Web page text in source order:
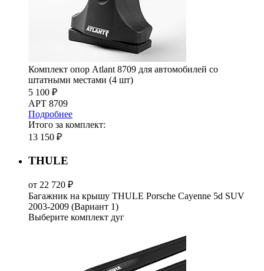
Комплект опор Atlant 8709 для автомобилей со
штатными местами (4 шт)
5 100 ₽
АРТ 8709
Подробнее
Итого за комплект:
13 150 ₽
THULE
от 22 720 ₽
Багажник на крышу THULE Porsche Cayenne 5d SUV
2003-2009 (Вариант 1)
Выберите комплект дуг